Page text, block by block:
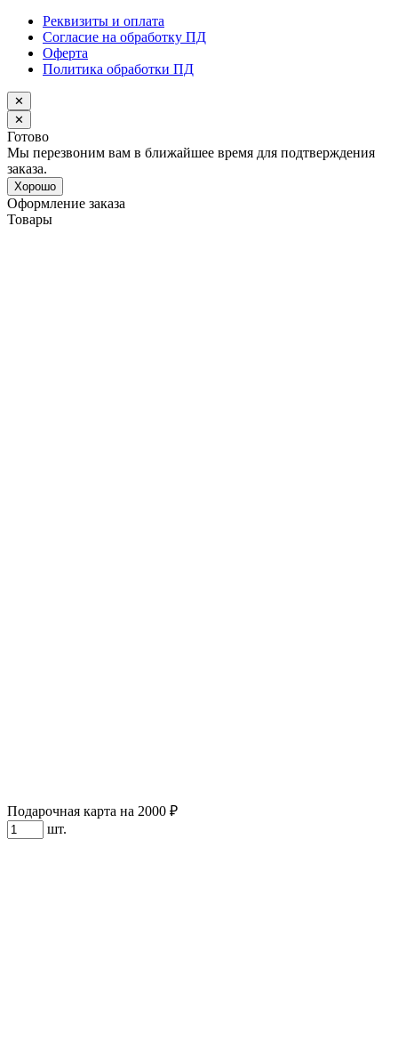
Реквизиты и оплата
Согласие на обработку ПД
Оферта
Политика обработки ПД
✕
✕
Готово
Мы перезвоним вам в ближайшее время для подтверждения
заказа.
Хорошо
Оформление заказа
Товары
Подарочная карта на 2000 ₽
шт.